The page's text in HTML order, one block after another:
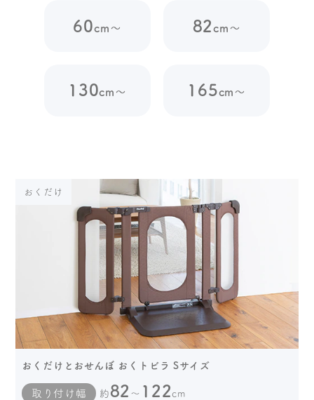
60cm～ 82cm～
130cm～ 165cm～
おくだけ
おくだけとおせんぼ おくトビラ Sサイズ
取り付け幅 約 82 ～ 122cm